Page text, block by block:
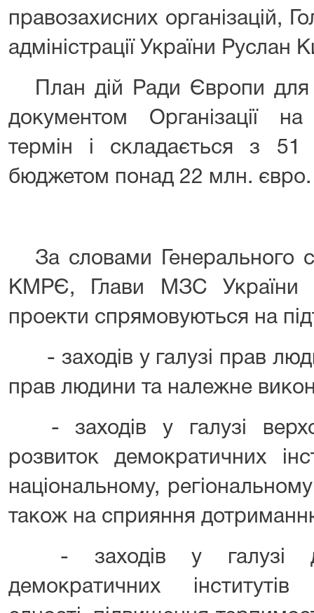
правозахисних організацій,
адміністрації України Руслан
План дій Ради Європи
документом Організації
термін і складається з 51
бюджетом понад 22 млн. євро.
За словами Генерального
КМРЄ, Глави МЗС України
проекти спрямовуються на
- заходів у галузі прав
прав людини та належне
- заходів у галузі
розвиток демократичних
національному,
також на сприяння
- заходів у галузі
демократичних